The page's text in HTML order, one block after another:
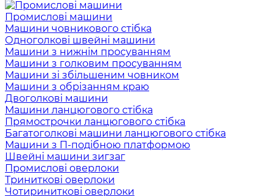
Промислові машини
Машини човникового стібка
Одноголкові швейні машини
Машини з нижнім просуванням
Машини з голковим просуванням
Машини зі збільшеним човником
Машини з обрізанням краю
Двоголкові машини
Машини ланцюгового стібка
Прямострочки ланцюгового стібка
Багатоголкові машини ланцюгового стібка
Машини з П-подібною платформою
Швейні машини зигзаг
Промислові оверлоки
Триниткові оверлоки
Чотириниткові оверлоки